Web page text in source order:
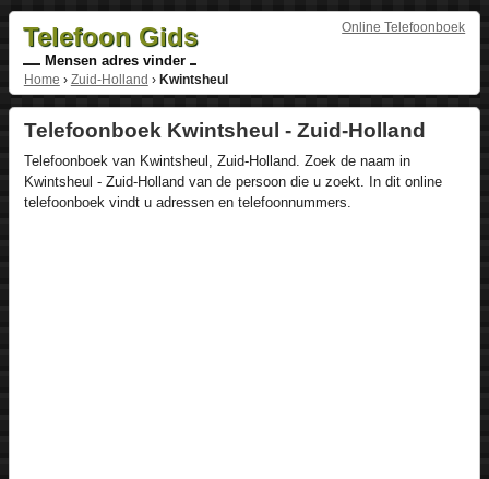
Online Telefoonboek
Telefoon Gids
Mensen adres vinder
Home › Zuid-Holland › Kwintsheul
Telefoonboek Kwintsheul - Zuid-Holland
Telefoonboek van Kwintsheul, Zuid-Holland. Zoek de naam in
Kwintsheul - Zuid-Holland van de persoon die u zoekt. In dit online
telefoonboek vindt u adressen en telefoonnummers.